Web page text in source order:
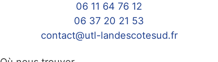
06 11 64 76 12
06 37 20 21 53
contact@utl-landescotesud.fr